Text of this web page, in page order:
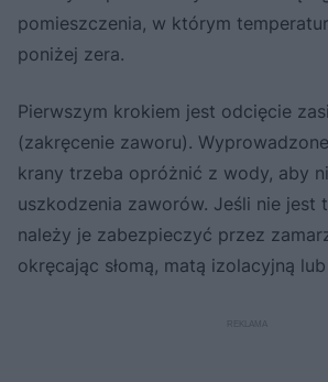
pomieszczenia, w którym
poniżej zera.
Pierwszym krokiem jest odcięcie
(zakręcenie zaworu).
krany trzeba opróżnić z wody, aby
uszkodzenia zaworów. Jeśli nie jest
należy je zabezpieczyć przez
okręcając słomą, matą izolacyjną